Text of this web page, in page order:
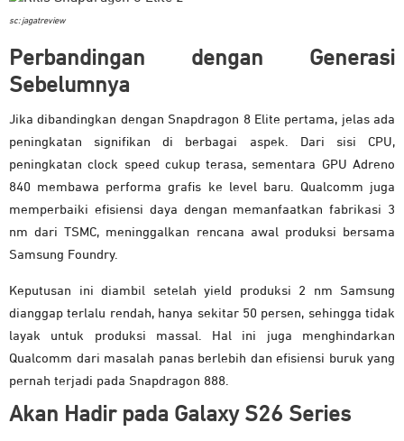
sc: jagatreview
Perbandingan dengan Generasi
Sebelumnya
Jika dibandingkan dengan Snapdragon 8 Elite pertama, jelas ada
peningkatan signifikan di berbagai aspek. Dari sisi CPU,
peningkatan clock speed cukup terasa, sementara GPU Adreno
840 membawa performa grafis ke level baru. Qualcomm juga
memperbaiki efisiensi daya dengan memanfaatkan fabrikasi 3
nm dari TSMC, meninggalkan rencana awal produksi bersama
Samsung Foundry.
Keputusan ini diambil setelah yield produksi 2 nm Samsung
dianggap terlalu rendah, hanya sekitar 50 persen, sehingga tidak
layak untuk produksi massal. Hal ini juga menghindarkan
Qualcomm dari masalah panas berlebih dan efisiensi buruk yang
pernah terjadi pada Snapdragon 888.
Akan Hadir pada Galaxy S26 Series